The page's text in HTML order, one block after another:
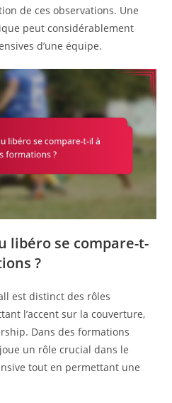
de ces observations. Une
peut considérablement
d’une équipe.
libéro se compare-t-
?
est distinct des rôles
l’accent sur la couverture,
Dans des formations
un rôle crucial dans le
tout en permettant une